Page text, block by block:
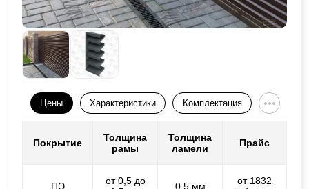
Цены Характеристики Комплектация
Покрытие
Толщина
рамы
Толщина
ламели
Прайс
ПЭ
от 0,5 до
0,5 мм
от 1832